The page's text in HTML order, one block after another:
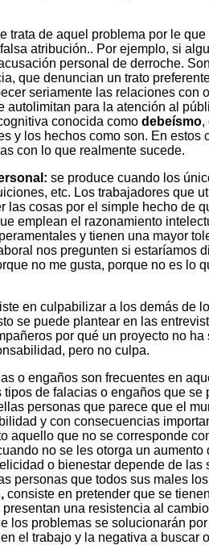
trata de aquel problema por le
atribución.. Por ejemplo, si
personal de derroche.
que denuncian un trato
seriamente las relaciones con
para la atención al
conocida como debeísmo,
y los hechos como son. En estos
con lo que realmente sucede.
se produce cuando los
etc. Los trabajadores que
cosas por el simple hecho de
emplean el razonamiento
y tienen una mayor
nos pregunten si estaríamos
no me gusta, porque no es lo
en culpabilizar a los demás de
se puede plantear en las
por qué un proyecto no
pero no culpa.
o engaños son frecuentes en
de falacias o engaños que se
personas que parece que el
y con consecuencias
aquello que no se corresponde
no se les otorga un
o bienestar depende de las
personas que todos sus males
consiste en pretender que se
una resistencia al
problemas se solucionarán
el trabajo y la negativa a buscar